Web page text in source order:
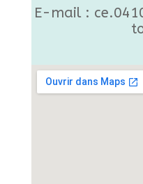
E-mail :